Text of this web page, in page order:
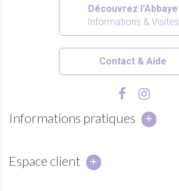
Découvrez l'Abbaye
Informations & Visites
Contact & Aide
Informations pratiques
Espace client